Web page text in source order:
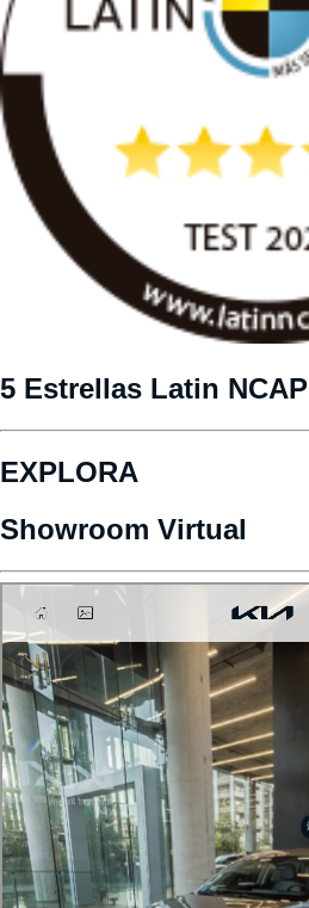
5 Estrellas Latin NCAP
EXPLORA
Showroom Virtual